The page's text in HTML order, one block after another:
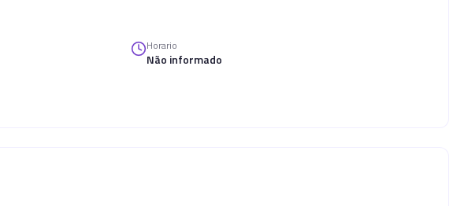
Horario
Não informado